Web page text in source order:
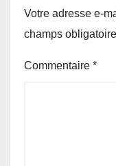
Votre adresse e-
champs
Commentaire *